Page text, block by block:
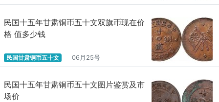
民国十五年甘肃铜币五十文双旗币现在价
格 值多少钱
民国甘肃铜币五十文 06月25号
民国十五年甘肃铜币五十文图片鉴赏及市
场价